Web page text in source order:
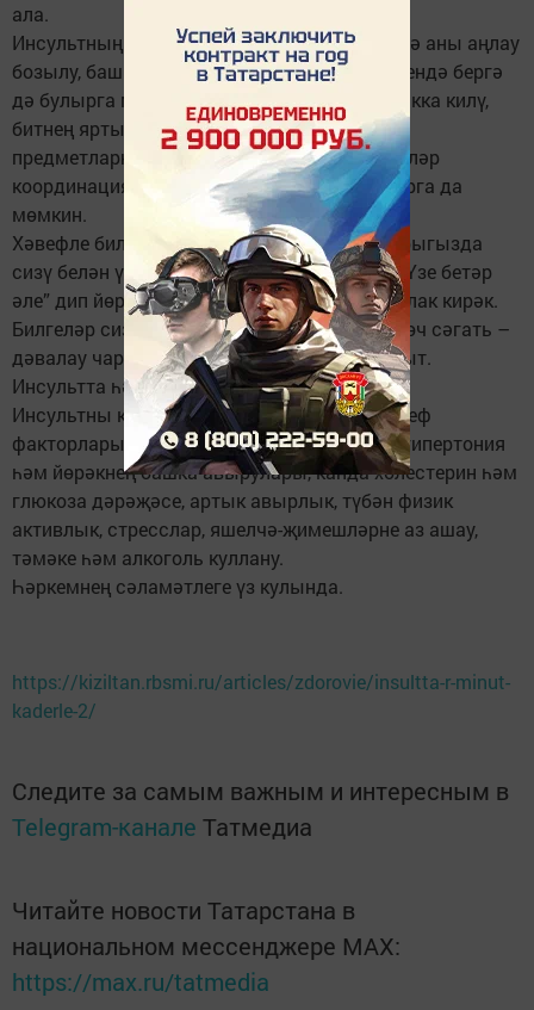
ала.
Инсультның беренче билгеләре: сөйләм яисә аны аңлау
бозылу, баш әйләнү, кулда яисә аякта (икесендә бергә
дә булырга мөмкин) кинәт хәлсезлек барлыкка килү,
битнең яртысы ою, аның асимметриясе,
предметларның ике булып күренүе, хәрәкәтләр
координациясе бозылу. Кеше аңын югалтырга да
мөмкин.
Хәвефле билгеләрне үзегездә яисә якыннарыгызда
сизү белән үк ашыгыч ярдәм чакырыгыз. “Үзе бетәр
әле” дип йөрү – зур хата! Табиб ярдәме мотлак кирәк.
Билгеләр сизелә башлаганнан соң беренче өч сәгать –
дәвалау чаралары иң нәтиҗәле булган вакыт.
Инсультта һәр сәгать, һәр минут кадерле!
Инсультны кисәтү өчен яшьтән үк аның хәвеф
факторларын ачыкларга кирәк: артериаль гипертония
һәм йөрәкнең башка авырулары, канда холестерин һәм
глюкоза дәрәҗәсе, артык авырлык, түбән физик
активлык, стресслар, яшелчә-җимешләрне аз ашау,
тәмәке һәм алкоголь куллану.
Һәркемнең сәламәтлеге үз кулында.
https://kiziltan.rbsmi.ru/articles/zdorovie/insultta-r-minut-
kaderle-2/
Следите за самым важным и интересным в
Telegram-канале Татмедиа
Читайте новости Татарстана в
национальном мессенджере MАХ:
https://max.ru/tatmedia